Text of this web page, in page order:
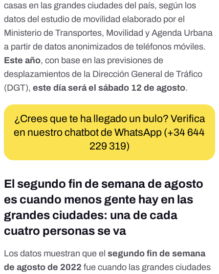
casas en las grandes ciudades del país, según los
datos del estudio de movilidad elaborado por el
Ministerio de Transportes, Movilidad y Agenda Urbana
a partir de datos anonimizados de teléfonos móviles.
Este año, con base en las previsiones de
desplazamientos de la Dirección General de Tráfico
(DGT), este día será el sábado 12 de agosto.
¿Crees que te ha llegado un bulo? Verifica
en nuestro chatbot de WhatsApp (+34 644
229 319)
El segundo fin de semana de agosto
es cuando menos gente hay en las
grandes ciudades: una de cada
cuatro personas se va
Los datos muestran que el segundo fin de semana
de agosto de 2022 fue cuando las grandes ciudades